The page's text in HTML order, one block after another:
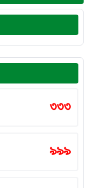
৩৩৩
৯৯৯